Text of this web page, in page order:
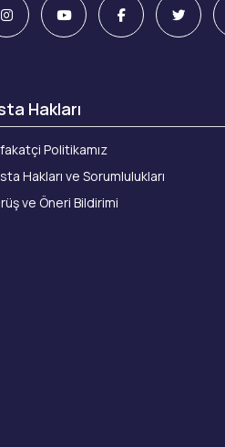
Hakları
Politikamız
Hakları ve Sorumlulukları
ve Öneri Bildirimi